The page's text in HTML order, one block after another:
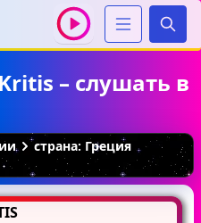
– слушать в
страна: Греция